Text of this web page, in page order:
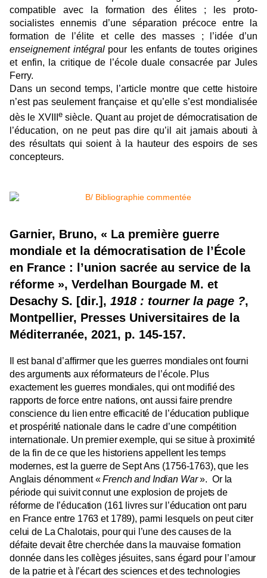
compatible avec la formation des élites ; les proto-
socialistes ennemis d’une séparation précoce entre la
formation de l’élite et celle des masses ; l’idée d’un
enseignement intégralpour les enfants de toutes origines
et enfin, la critique de l’école duale consacrée par Jules
Ferry.
Dans un second temps, l’article montre que cette histoire
n’est pas seulement française et qu’elle s’est mondialisée
dès le XVIII esiècle. Quant au projet de démocratisation de
l’éducation, on ne peut pas dire qu’il ait jamais abouti à
des résultats qui soient à la hauteur des espoirs de ses
concepteurs.
Garnier, Bruno, « La première guerre
mondiale et la démocratisation de l’École
en France : l’union sacrée au service de la
réforme », Verdelhan Bourgade M. et
Desachy S. [dir.], 1918 : tourner la page ?,
Montpellier, Presses Universitaires de la
Méditerranée, 2021, p. 145-157.
Il est banal d’affirmer que les guerres mondiales ont fourni
des arguments aux réformateurs de l’école. Plus
exactement les guerres mondiales, qui ont modifié des
rapports de force entre nations, ont aussi faire prendre
conscience du lien entre efficacité de l’éducation publique
et prospérité nationale dans le cadre d’une compétition
internationale. Un premier exemple, qui se situe à proximité
de la fin de ce que les historiens appellent les temps
modernes, est la guerre de Sept Ans (1756-1763), que les
Anglais dénomment «French and Indian War». Or la
période qui suivit connut une explosion de projets de
réforme de l’éducation (161 livres sur l’éducation ont paru
en France entre 1763 et 1789), parmi lesquels on peut citer
celui de La Chalotais, pour qui l’une des causes de la
défaite devait être cherchée dans la mauvaise formation
donnée dans les collèges jésuites, sans égard pour l’amour
de la patrie et à l’écart des sciences et des technologies